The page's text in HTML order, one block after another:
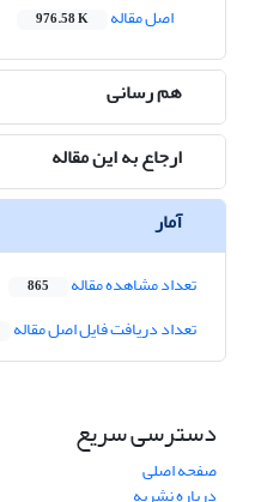
اصل مقاله
976.58 K
هم رسانی
ارجاع به این مقاله
آمار
تعداد مشاهده مقاله 865
تعداد دریافت فایل اصل مقاله
دسترسی سریع
صفحه اصلی